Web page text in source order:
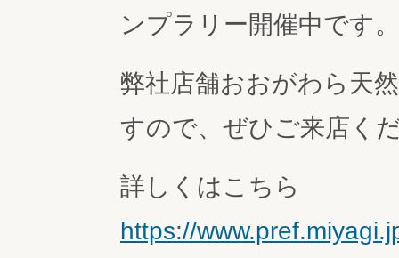
ンプラリー開催中です。
弊社店舗おおがわら天
すので、ぜひご来店く
詳しくはこちら
https://